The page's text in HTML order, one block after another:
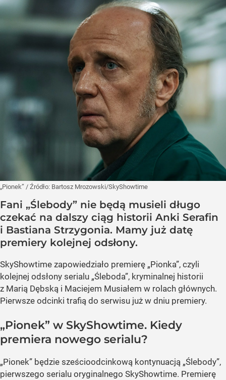
„Pionek” / Źródło: Bartosz Mrozowski/SkyShowtime
Fani „Ślebody” nie będą musieli długo
czekać na dalszy ciąg historii Anki Serafin
i Bastiana Strzygonia. Mamy już datę
premiery kolejnej odsłony.
SkyShowtime zapowiedziało premierę „Pionka”, czyli
kolejnej odsłony serialu „Śleboda”, kryminalnej historii
z Marią Dębską i Maciejem Musiałem w rolach głównych.
Pierwsze odcinki trafią do serwisu już w dniu premiery.
„Pionek” w SkyShowtime. Kiedy
premiera nowego serialu?
„Pionek” będzie sześcioodcinkową kontynuacją „Ślebody”,
pierwszego serialu oryginalnego SkyShowtime. Premierę